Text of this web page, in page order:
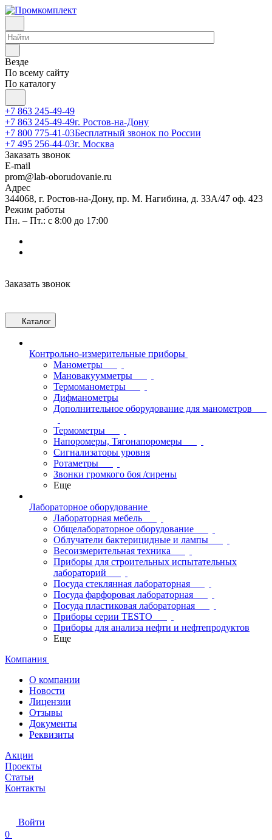
Везде
По всему сайту
По каталогу
+7 863 245-49-49
+7 863 245-49-49г. Ростов-на-Дону
+7 800 775-41-03Бесплатный звонок по России
+7 495 256-44-03г. Москва
Заказать звонок
E-mail
prom@lab-oborudovanie.ru
Адрес
344068, г. Ростов-на-Дону, пр. М. Нагибина, д. 33А/47 оф. 423
Режим работы
Пн. – Пт.: с 8:00 до 17:00
Заказать звонок
Каталог
Контрольно-измерительные приборы
Манометры
Мановакуумметры
Термоманометры
Дифманометры
Дополнительное оборудование для манометров
Термометры
Напоромеры, Тягонапоромеры
Сигнализаторы уровня
Ротаметры
Звонки громкого боя /сирены
Еще
Лабораторное оборудование
Лабораторная мебель
Общелабораторное оборудование
Облучатели бактерицидные и лампы
Весоизмерительная техника
Приборы для строительных испытательных
лабораторий
Посуда стеклянная лабораторная
Посуда фарфоровая лабораторная
Посуда пластиковая лабораторная
Приборы серии TESTO
Приборы для анализа нефти и нефтепродуктов
Еще
Компания
О компании
Новости
Лицензии
Отзывы
Документы
Реквизиты
Акции
Проекты
Статьи
Контакты
Войти
0